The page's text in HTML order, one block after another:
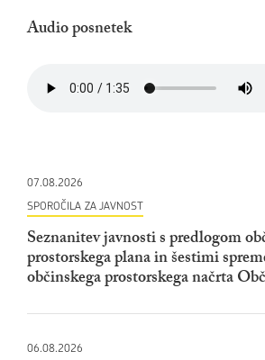
Audio posnetek
07.08.2026
SPOROČILA ZA JAVNOST
Seznanitev javnosti s predlogom
prostorskega plana in šestimi
občinskega prostorskega načrta
06.08.2026